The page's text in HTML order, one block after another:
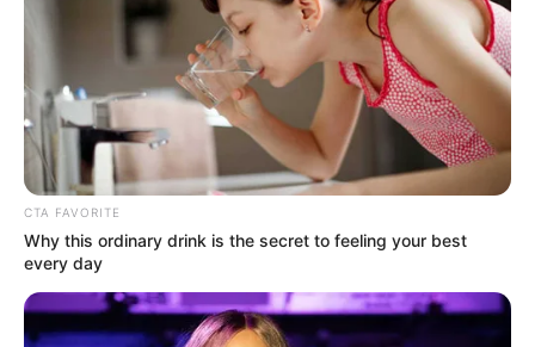
CTA FAVORITE
Why this ordinary drink is the secret to feeling your best
every day